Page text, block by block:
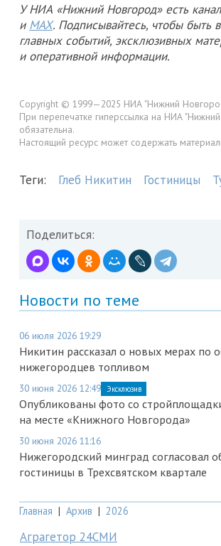
У НИА «Нижний Новгород» есть
и MAX. Подписывайтесь, чтобы быть
главных событий, эксклюзивных
и оперативной информации.
Copyright © 1999—2025 НИА "Нижний
При перепечатке гиперссылка на НИА
обязательна.
Настоящий ресурс может содержать
Теги: Глеб Никитин Гостиницы
Поделиться:
Новости по теме
06 июля 2026 19:29
Никитин рассказал о новых мерах по
нижегородцев топливом
30 июня 2026 12:49 Эксклюзив
Опубликованы фото со
на месте «Книжного Новгорода»
30 июня 2026 11:16
Нижегородский минград согласовал
гостиницы в Трехсвятском квартале
Главная | Архив | 2026
Аграгетор 24СМИ